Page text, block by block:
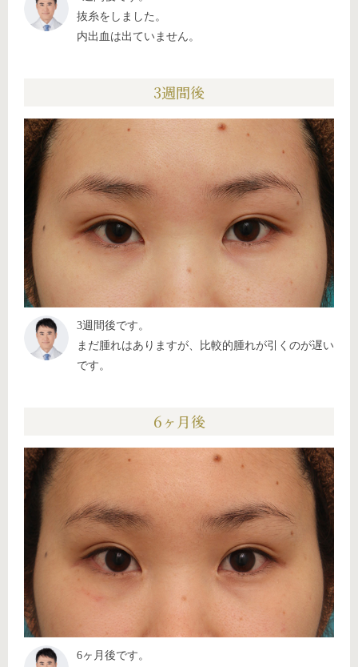
抜糸をしました。
内出血は出ていません。
3週間後
3週間後です。
まだ腫れはありますが、比較的腫れが引くのが遅い
です。
6ヶ月後
6ヶ月後です。